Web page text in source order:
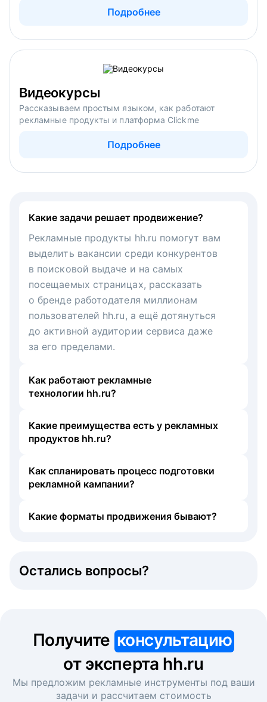
Подробнее
Видеокурсы
Рассказываем простым языком, как работают
рекламные продукты и платформа Clickme
Подробнее
Какие задачи решает продвижение?
Рекламные продукты hh.ru помогут вам
выделить вакансии среди конкурентов
в поисковой выдаче и на самых
посещаемых страницах, рассказать
о бренде работодателя миллионам
пользователей hh.ru, а ещё дотянуться
до активной аудитории сервиса даже
за его пределами.
Как работают рекламные
технологии hh.ru?
Какие преимущества есть у рекламных
продуктов hh.ru?
Как спланировать процесс подготовки
рекламной кампании?
Какие форматы продвижения бывают?
Остались вопросы?
Получите консультацию
от эксперта hh.ru
Мы предложим рекламные инструменты под ваши
задачи и рассчитаем стоимость